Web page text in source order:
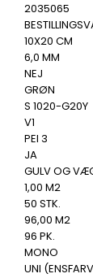
2035065
10X20 CM
6,0 MM
NEJ
GRØN
S 1020-G20Y
V1
PEI 3
JA
GULV OG
1,00 M2
50 STK.
96,00 M2
96 PK.
MONO
UNI